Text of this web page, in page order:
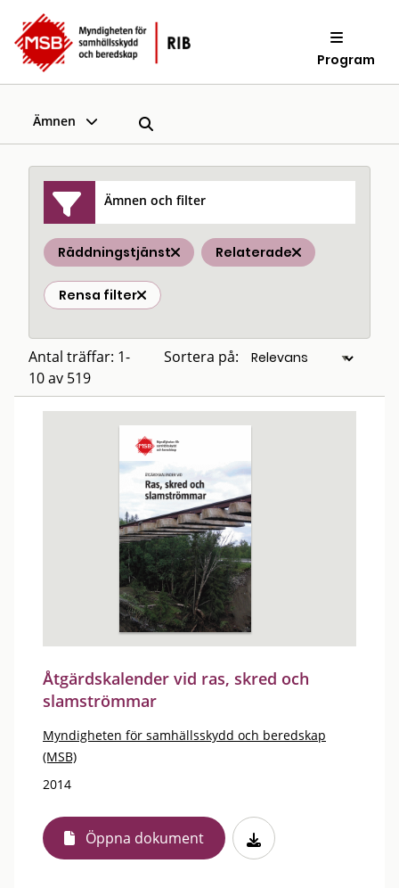
Program
Ämnen
Ämnen och filter
Räddningstjänst Relaterade
Rensa filter
Antal träffar: 1-
10 av 519
Sortera på:
Åtgärdskalender vid ras, skred och
slamströmmar
Myndigheten för samhällsskydd och beredskap
(MSB)
2014
Öppna dokument